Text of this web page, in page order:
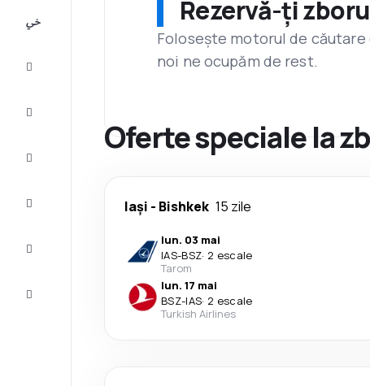
Rezervă-ți
Folosește motorul de căutare
noi ne ocupăm de rest.
Oferte speciale la
Iași - Bishkek 15 zile
lun. 03 mai
IAS-BSZ· 2 escale
Tarom
lun. 17 mai
BSZ-IAS· 2 escale
Turkish Airlines